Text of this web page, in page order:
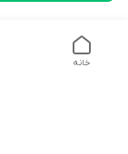
خانه